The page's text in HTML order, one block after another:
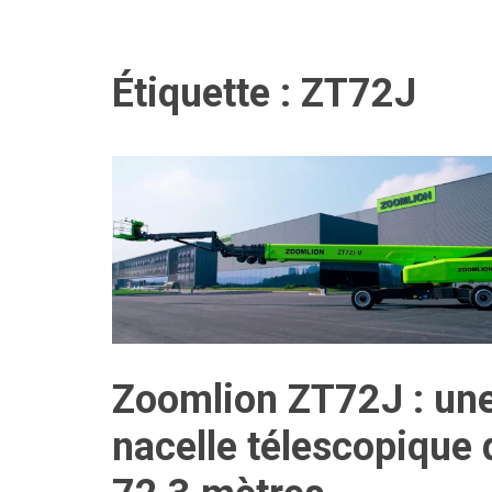
Étiquette : ZT72J
Zoomlion ZT72J :
nacelle télescopique